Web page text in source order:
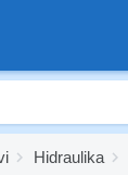
Hidraulika